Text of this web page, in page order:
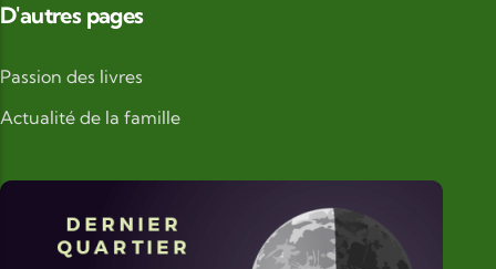
D'autres pages
Passion des livres
Actualité de la famille